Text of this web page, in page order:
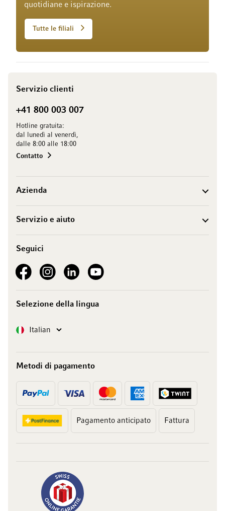
quotidiane e ispirazione.
Tutte le filiali
Servizio clienti
+41 800 003 007
Hotline gratuita:
dal lunedì al venerdì,
dalle 8:00 alle 18:00
Contatto
Azienda
Servizio e aiuto
Seguici
See our FacebookSee our Instagram account
See our LinkedInSee our YouTube channel
Selezione della lingua
Lingua Italian
Metodi di pagamento
Pagamento anticipato Fattura